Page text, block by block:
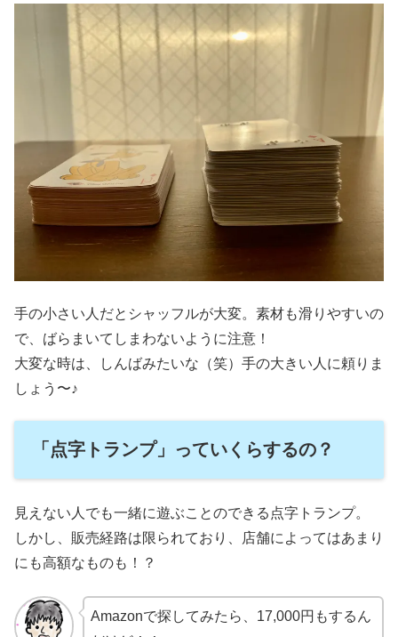
手の小さい人だとシャッフルが大変。素材も滑りやすいの
で、ばらまいてしまわないように注意！
大変な時は、しんばみたいな（笑）手の大きい人に頼りま
しょう〜♪
「点字トランプ」っていくらするの？
見えない人でも一緒に遊ぶことのできる点字トランプ。
しかし、販売経路は限られており、店舗によってはあまり
にも高額なものも！？
Amazonで探してみたら、17,000円もするん